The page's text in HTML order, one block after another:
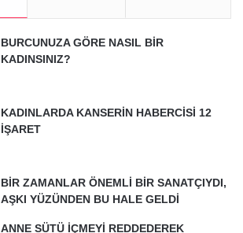
BURCUNUZA GÖRE NASIL BİR
KADINSINIZ?
KADINLARDA KANSERİN HABERCİSİ 12
İŞARET
BİR ZAMANLAR ÖNEMLİ BİR SANATÇIYDI,
AŞKI YÜZÜNDEN BU HALE GELDİ
ANNE SÜTÜ İÇMEYİ REDDEDEREK